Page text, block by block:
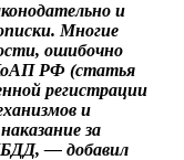
и
Многие
ошибочно
РФ (статья
регистрации
и
за
— добавил